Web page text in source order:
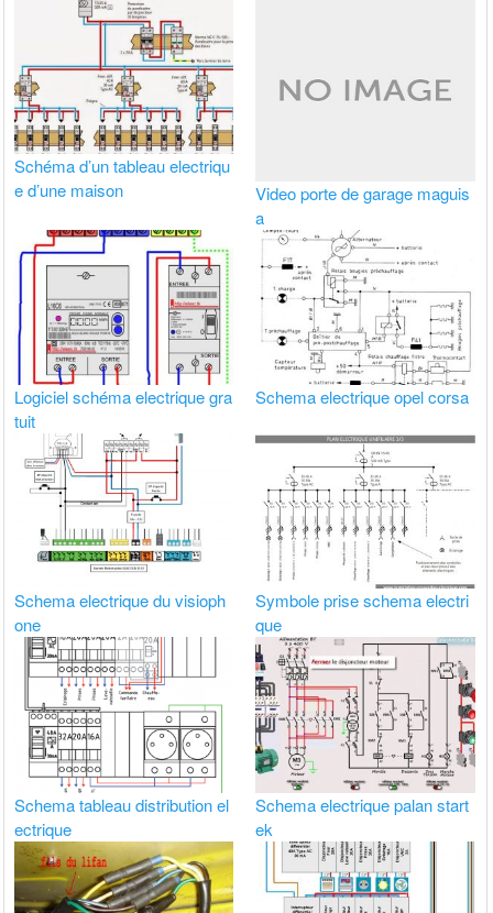
Schéma d’un tableau electriqu
e d’une maison
Video porte de garage maguis
a
Logiciel schéma electrique gra
tuit
Schema electrique opel corsa
Schema electrique du visioph
one
Symbole prise schema electri
que
Schema tableau distribution el
ectrique
Schema electrique palan start
ek